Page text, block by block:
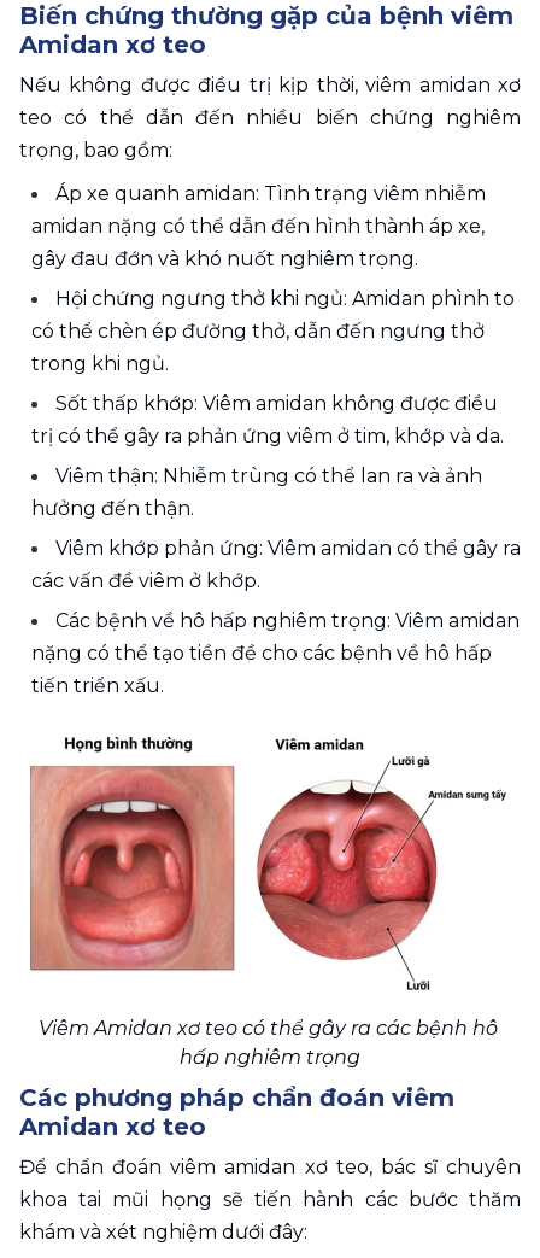
Biến chứng thường gặp của bệnh viêm
Amidan xơ teo
Nếu không được điều trị kịp thời, viêm amidan xơ
teo có thể dẫn đến nhiều biến chứng nghiêm
trọng, bao gồm:
Áp xe quanh amidan: Tình trạng viêm nhiễm
amidan nặng có thể dẫn đến hình thành áp xe,
gây đau đớn và khó nuốt nghiêm trọng.
Hội chứng ngưng thở khi ngủ: Amidan phình to
có thể chèn ép đường thở, dẫn đến ngưng thở
trong khi ngủ.
Sốt thấp khớp: Viêm amidan không được điều
trị có thể gây ra phản ứng viêm ở tim, khớp và da.
Viêm thận: Nhiễm trùng có thể lan ra và ảnh
hưởng đến thận.
Viêm khớp phản ứng: Viêm amidan có thể gây ra
các vấn đề viêm ở khớp.
Các bệnh về hô hấp nghiêm trọng: Viêm amidan
nặng có thể tạo tiền đề cho các bệnh về hô hấp
tiến triển xấu.
Viêm Amidan xơ teo có thể gây ra các bệnh hô
hấp nghiêm trọng
Các phương pháp chẩn đoán viêm
Amidan xơ teo
Để chẩn đoán viêm amidan xơ teo, bác sĩ chuyên
khoa tai mũi họng sẽ tiến hành các bước thăm
khám và xét nghiệm dưới đây: